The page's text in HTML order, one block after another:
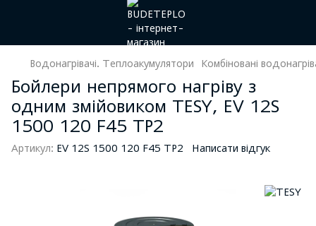
Водонагрівачі. Теплоакумулятори Комбіновані
Бойлери непрямого нагріву з
одним змійовиком TESY, EV 12S
1500 120 F45 TP2
Артикул: EV 12S 1500 120 F45 TP2 Написати відгук